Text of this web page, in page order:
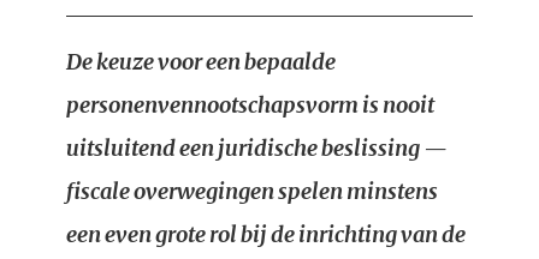
De keuze voor een bepaalde
personenvennootschapsvorm is nooit
uitsluitend een juridische beslissing —
fiscale overwegingen spelen minstens
een even grote rol bij de inrichting van de